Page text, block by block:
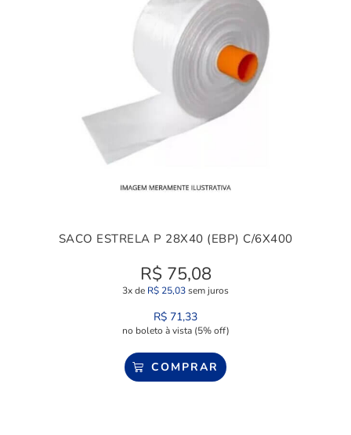
SACO ESTRELA P 28X40 (EBP) C/6X400
R$ 75,08
3x de R$ 25,03sem juros
R$ 71,33
no boleto à vista (5% off)
COMPRAR